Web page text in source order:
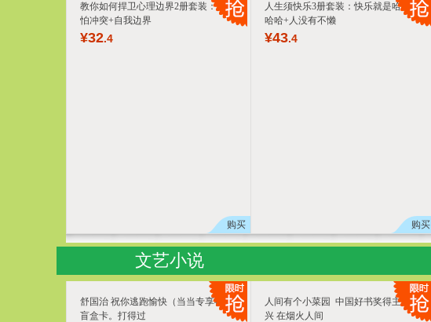
教你如何捍卫心理边界2册套装：别害
怕冲突+自我边界
¥32.4
购买
人生须快乐3册套装：快乐就是哈哈哈
哈哈+人没有不懒
¥43.4
购买
文艺小说
舒国治 祝你逃跑愉快（当当专享祝福
盲盒卡。打得过
人间有个小菜园 中国好书奖得主肖复
兴 在烟火人间